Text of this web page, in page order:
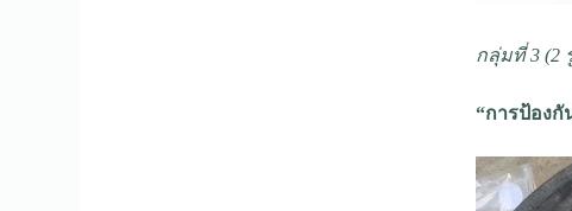
กลุ่มที่ 3 (2
“การป้อง